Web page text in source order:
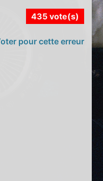
435 vote(s)
pour cette erreur